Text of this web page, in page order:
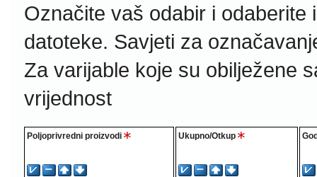
Označite vaš odabir i
datoteke. Savjeti za
Za varijable koje su obilježene
vrijednost
Poljoprivredni proizvodi Ukupno/Otkup